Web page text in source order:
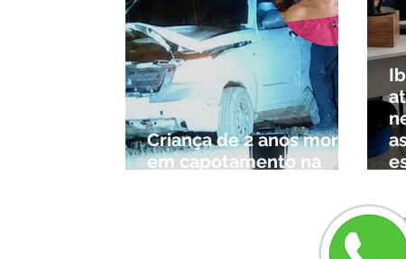
Criança de 2 anos morre
em capotamento na